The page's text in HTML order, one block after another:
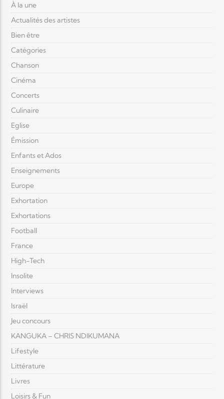
À la une
Actualités des artistes
Bien être
Catégories
Chanson
Cinéma
Concerts
Culinaire
Eglise
Émission
Enfants et Ados
Enseignements
Europe
Exhortation
Exhortations
Football
France
High-Tech
Insolite
Interviews
Israël
Jeu concours
KANGUKA – CHRIS NDIKUMANA
Lifestyle
Littérature
Livres
Loisirs & Fun